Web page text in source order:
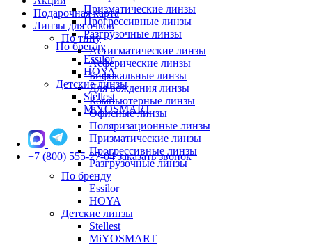
Подарочная карта
Линзы для очков
По типу
Астигматические линзы
Асферические линзы
Бифокальные линзы
Для вождения линзы
Компьютерные линзы
Офисные линзы
Поляризационные линзы
Призматические линзы
Прогрессивные линзы
Разгрузочные линзы
По бренду
Essilor
HOYA
Детские линзы
Stellest
MiYOSMART
Призматические линзы
Прогрессивные линзы
Разгрузочные линзы
По бренду
Essilor
HOYA
Детские линзы
Stellest
MiYOSMART
+7 (800) 555-27-04 заказать звонок